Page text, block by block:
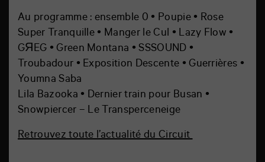
Au programme : ensemble 0 • Poupie • Rose
Super Tranquille • Manger le Cul • Lazy Flow •
GЯEG • Green Montana • SSSOUND •
Troubadour • Exposition Descente • Guerrières •
Youmna Saba
Lila Bazooka • Dernier train pour Busan •
Snowpiercer – Le Transperceneige
Retrouvez toute l’actualité du Circuit